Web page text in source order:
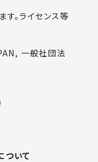
す。ライセンス等
一般社団法
ついて